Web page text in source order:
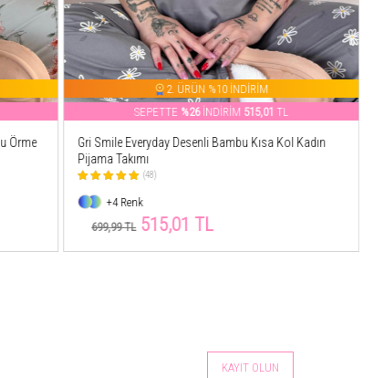
2. ÜRÜN %10 İNDİRİM
SEPETTE %32İNDİRİM 443,51 TL
Kahve Leopar Baskılı Dantelli İp Askılı Örme Kadın
Pijama Takımı
(854)
+12 Renk
649,99 TL 443,51 TL
KAYIT OLUN